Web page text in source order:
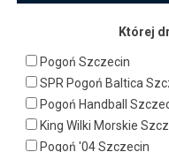
Której
Pogoń Szczecin
SPR Pogoń Baltica
Pogoń Handball
King Wilki Morskie
Pogoń '04 Szczecin